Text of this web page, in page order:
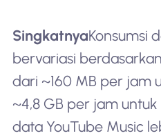
SingkatnyaKonsumsi
bervariasi
dari ~160 MB per jam
~4,8 GB per jam untuk
data YouTube Music